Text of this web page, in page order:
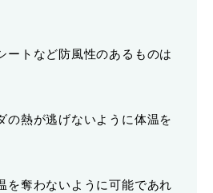
ートなど防風性のあるものは
の熱が逃げないように体温を
を奪わないように可能であれ